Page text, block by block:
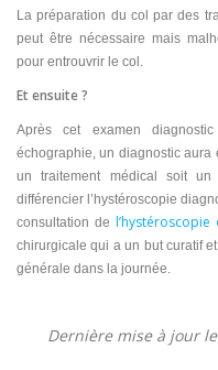
La préparation du col par des
peut être nécessaire mais
pour entrouvrir le col.
Et ensuite ?
Après cet examen
échographie, un diagnostic aura
un traitement médical soit un
différencier l’hystéroscopie
consultation de
chirurgicale qui a un but curatif
générale dans la journée.
Dernière mise à jour